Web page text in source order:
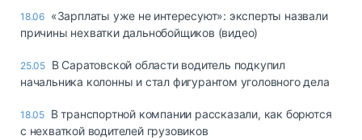
18.06 «Зарплаты уже не интересуют»: эксперты назвали
причины нехватки дальнобойщиков (видео)
25.05 В Саратовской области водитель подкупил
начальника колонны и стал фигурантом уголовного дела
18.05 В транспортной компании рассказали, как борются
с нехваткой водителей грузовиков